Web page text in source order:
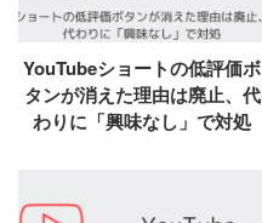
YouTubeショートの低評価ボ
タンが消えた理由は廃止、代
わりに「興味なし」で対処